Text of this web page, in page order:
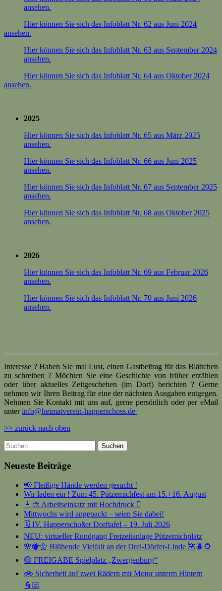
ansehen.
Hier können Sie sich das Infoblatt Nr. 62 aus Juni 2024
ansehen.
Hier können Sie sich das Infoblatt Nr. 63 aus September 2024
ansehen.
Hier können Sie sich das Infoblatt Nr. 64 aus Oktober 2024
ansehen.
2025
Hier können Sie sich das Infoblatt Nr. 65 aus März 2025
ansehen.
Hier können Sie sich das Infoblatt Nr. 66 aus Juni 2025
ansehen.
Hier können Sie sich das Infoblatt Nr. 67 aus September 2025
ansehen.
Hier können Sie sich das Infoblatt Nr. 68 aus Oktober 2025
ansehen.
2026
Hier können Sie sich das Infoblatt Nr. 69 aus Februar 2026
ansehen.
Hier können Sie sich das Infoblatt Nr. 70 aus Juni 2026
ansehen.
Interesse ? Haben SIe mal Lust, einen Gastbeitrag für das Blättchen
zu schreiben ? Möchten Sie eine Geschichte von früher erzählen
oder über aktuelles Zeitgeschehen (im Dorf) berichten ? Gerne
nehmen wir Ihren Beitrag für eine der nächsten Ausgaben entgegen.
Nehmen Sie Kontakt mit uns auf, gerne persönlich oder per eMail
unterinfo@heimatverein-happerschoss.de
>> zurück nach oben
Suchen
nach:
Neueste Beiträge
📢 Fleißige Hände werden gesucht !
Wir laden ein ! Zum 45. Pützemichfest am 15.+16. August
👩‍🎨 Arbeitseinsatz mit Hochdruck 🫟
Mittwochs wird angepackt – seien Sie dabei!
🗓️ IV. Happerschoßer Dorftafel – 19. Juli 2026
NEU: virtueller Rundgang Freizeitanlage Pützemichplatz
🌸🐝🌼 Blühende Vielfalt an der Drei-Dörfer-Linde 🌺🪲🌻
🟢 FREIGABE Spielplatz „Zwergenburg“
🚲 Sicherheit auf zwei Rädern mit Motor unterm Hintern
👮🏻